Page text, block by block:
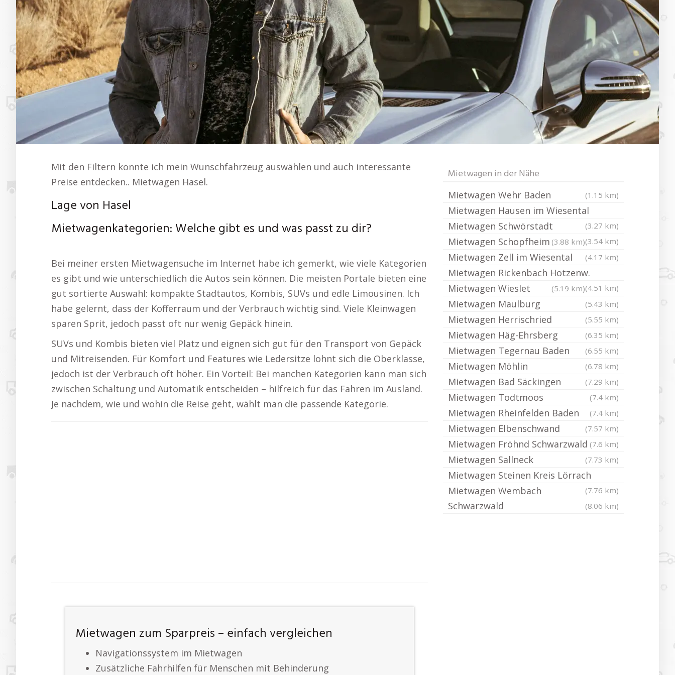
Mit den Filtern konnte ich mein Wunschfahrzeug auswählen und auch interessante
Preise entdecken.. Mietwagen Hasel.
Lage von Hasel
Mietwagenkategorien: Welche gibt es und was passt zu dir?
Bei meiner ersten Mietwagensuche im Internet habe ich gemerkt, wie viele Kategorien
es gibt und wie unterschiedlich die Autos sein können. Die meisten Portale bieten eine
gut sortierte Auswahl: kompakte Stadtautos, Kombis, SUVs und edle Limousinen. Ich
habe gelernt, dass der Kofferraum und der Verbrauch wichtig sind. Viele Kleinwagen
sparen Sprit, jedoch passt oft nur wenig Gepäck hinein.
SUVs und Kombis bieten viel Platz und eignen sich gut für den Transport von Gepäck
und Mitreisenden. Für Komfort und Features wie Ledersitze lohnt sich die Oberklasse,
jedoch ist der Verbrauch oft höher. Ein Vorteil: Bei manchen Kategorien kann man sich
zwischen Schaltung und Automatik entscheiden – hilfreich für das Fahren im Ausland.
Je nachdem, wie und wohin die Reise geht, wählt man die passende Kategorie.
Mietwagen zum Sparpreis – einfach vergleichen
Navigationssystem im Mietwagen
Zusätzliche Fahrhilfen für Menschen mit Behinderung
Mietwagen in der Nähe
Mietwagen Wehr Baden (1.15 km)
Mietwagen Hausen im Wiesental
(3.27 km)
Mietwagen Schwörstadt
(3.54 km)
Mietwagen Schopfheim (3.88 km)
Mietwagen Zell im Wiesental (4.17 km)
Mietwagen Rickenbach Hotzenw.
(4.51 km)
Mietwagen Wieslet (5.19 km)
Mietwagen Maulburg (5.43 km)
Mietwagen Herrischried (5.55 km)
Mietwagen Häg-Ehrsberg (6.35 km)
Mietwagen Tegernau Baden (6.55 km)
Mietwagen Möhlin (6.78 km)
Mietwagen Bad Säckingen (7.29 km)
Mietwagen Todtmoos (7.4 km)
Mietwagen Rheinfelden Baden (7.4 km)
Mietwagen Elbenschwand (7.57 km)
Mietwagen Fröhnd Schwarzwald (7.6 km)
Mietwagen Sallneck (7.73 km)
Mietwagen Steinen Kreis Lörrach
(7.76 km)
Mietwagen Wembach
Schwarzwald
(8.06 km)